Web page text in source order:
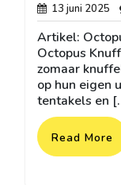
13 juni 2025 13
Artikel:
Octopus
zomaar
op hun eigen
tentakels en
Read More